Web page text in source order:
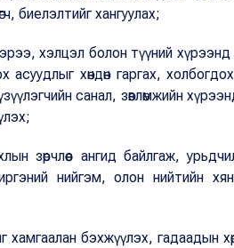
биелэлтийг хангуулах;
хэлцэл болон түүний хүрээнд
хөндөн гаргах,
санал, зөвлөмжийн
зөрчлөөс ангид байлгаж,
нийгэм, олон нийтийн
бэхжүүлэх, гадаадын